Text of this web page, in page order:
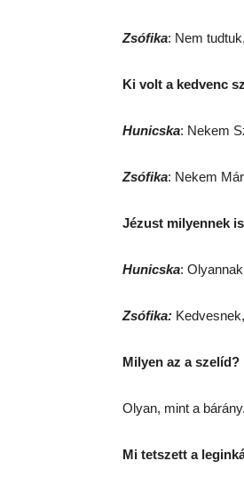
Zsófika: Nem
Ki volt a kedvenc
Hunicska: Nekem
Zsófika: Nekem
Jézust milyennek
Hunicska:
Zsófika:
Milyen az a szelíd?
Olyan, mint a
Mi tetszett a